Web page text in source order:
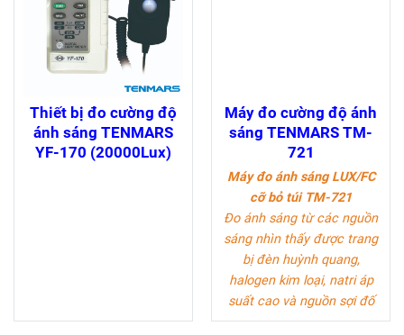
Thiết bị đo cường độ
ánh sáng TENMARS
YF-170 (20000Lux)
Máy đo cường độ ánh
sáng TENMARS TM-
721
Máy đo ánh sáng LUX/FC
cỡ bỏ túi TM-721
Đo ánh sáng từ các nguồn
sáng nhìn thấy được trang
bị đèn huỳnh quang,
halogen kim loại, natri áp
suất cao và nguồn sợi đố